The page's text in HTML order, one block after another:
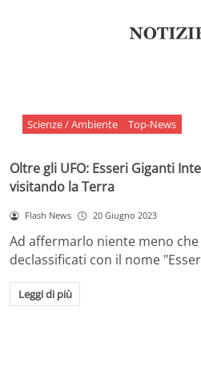
Scienze / Ambiente Top-News
Oltre gli UFO: Esseri Giganti
visitando la Terra
Flash News 20 Giugno 2023
Ad affermarlo niente meno che
declassificati con il nome
Leggi di più